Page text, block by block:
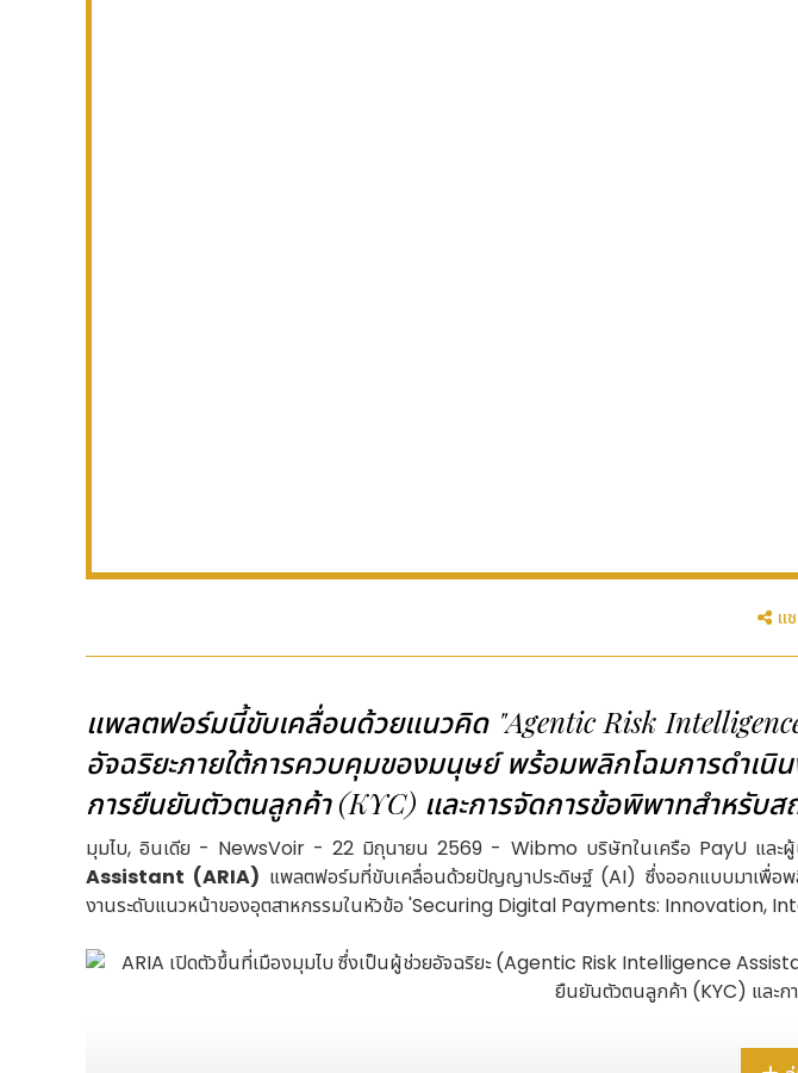
แ
แพลตฟอร์มนี้ขับเคลื่อนด้วยแนวคิด "Agentic Risk
อัจฉริยะภายใต้การควบคุมของมนุษย์ พร้อมพลิกโฉมการดำเนิ
การยืนยันตัวตนลูกค้า (KYC) และการจัดการข้อพิพาทสำหรับส
มุมไบ, อินเดีย - NewsVoir - 22 มิถุนายน 2569 - Wibmo บริษัทในเครือ PayU และผู้นำ
Assistant (ARIA) แพลตฟอร์มที่ขับเคลื่อนด้วยปัญญาประดิษฐ์ (AI) ซึ่งออกแบบมาเพื่อพลิ
งานระดับแนวหน้าของอุตสาหกรรมในหัวข้อ 'Securing Digital Payments: